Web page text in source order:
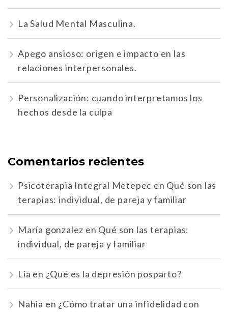
La Salud Mental Masculina.
Apego ansioso: origen e impacto en las
relaciones interpersonales.
Personalización: cuando interpretamos los
hechos desde la culpa
Comentarios recientes
Psicoterapia Integral Metepec en Qué son las
terapias: individual, de pareja y familiar
María gonzalez en Qué son las terapias:
individual, de pareja y familiar
Lía en ¿Qué es la depresión posparto?
Nahia en ¿Cómo tratar una infidelidad con